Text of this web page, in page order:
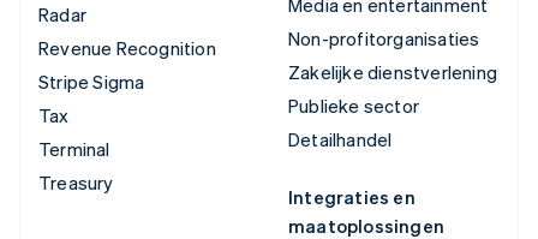
Radar
Revenue Recognition
Stripe Sigma
Tax
Terminal
Treasury
Non-profitorganisaties
Zakelijke dienstverlening
Publieke sector
Detailhandel
Integraties en
maatoplossingen